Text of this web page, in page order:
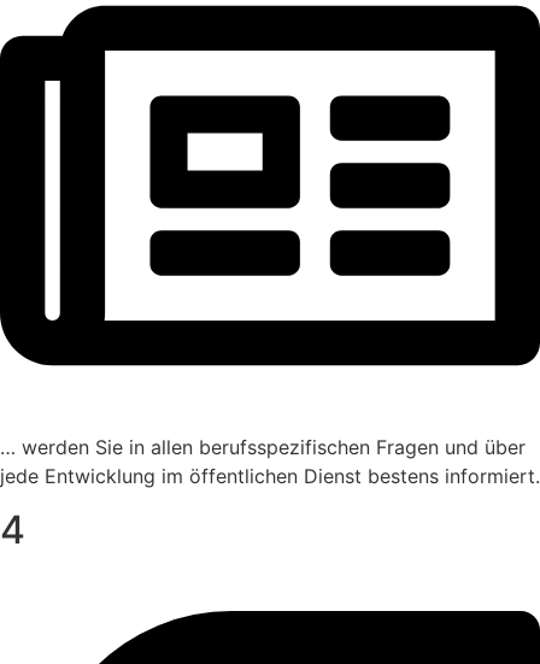
… werden Sie in allen berufs­spe­zi­fi­schen Fragen und über
jede Entwick­lung im öffent­li­chen Dienst bestens informiert.
4